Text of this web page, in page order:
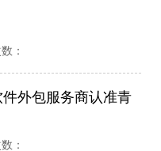
：
外包服务商认准青
：